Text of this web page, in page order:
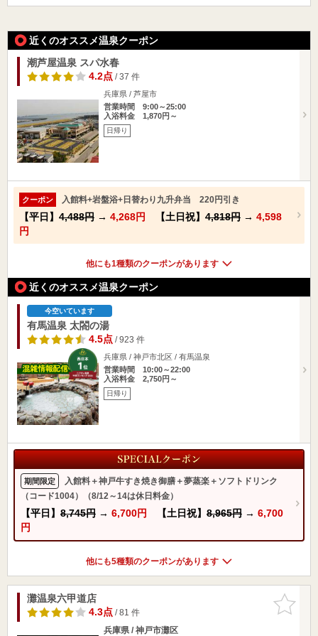
近くのオススメ温泉クーポン
潮芦屋温泉 スパ水春
4.2点/ 37 件
兵庫県 / 芦屋市
営業時間 9:00～25:00
入浴料金 1,870円～
日帰り
クーポン 入館料+岩盤浴+日替わり九升弁当 220円引き
【平日】 4,488円 → 4,268円 【土日祝】 4,818円 → 4,598
円
他にも1種類のクーポンがあります
近くのオススメ温泉クーポン
今空いています
有馬温泉 太閤の湯
4.5点/ 923 件
兵庫県 / 神戸市北区 / 有馬温泉
営業時間 10:00～22:00
入浴料金 2,750円～
日帰り
期間限定
入館料＋神戸牛すき焼き御膳＋夢蒸楽＋ソフトドリンク
（コード1004）（8/12～14は休日料金）
【平日】 8,745円 → 6,700円 【土日祝】 8,965円 → 6,700
円
他にも5種類のクーポンがあります
お気に入
りに追加
灘温泉六甲道店
4.3点/ 81 件
兵庫県 / 神戸市灘区